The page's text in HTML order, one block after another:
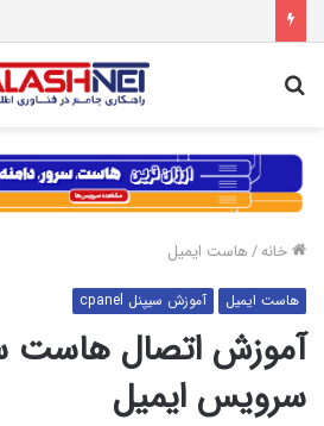
خانه/هاست ایمیل
هاست ایمیل آموزش سیپنل cpanel
آموزش اتصال هاست
سرویس ایمیل